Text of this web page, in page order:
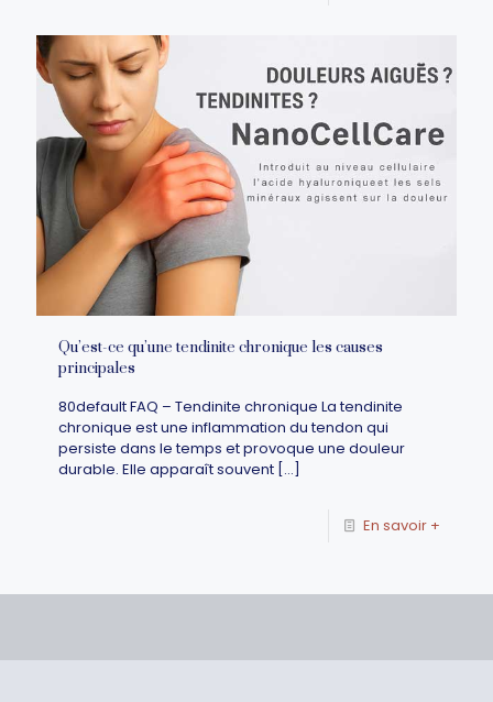
Qu’est-ce qu’une tendinite chronique les causes
principales
80default FAQ – Tendinite chronique La tendinite
chronique est une inflammation du tendon qui
persiste dans le temps et provoque une douleur
durable. Elle apparaît souvent […]
En savoir +